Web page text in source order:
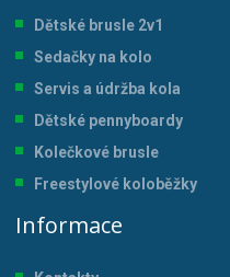
Dětské brusle 2v1
Sedačky na kolo
Servis a údržba kola
Dětské pennyboardy
Kolečkové brusle
Freestylové koloběžky
Informace